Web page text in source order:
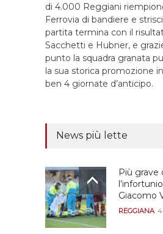
di 4.000 Reggiani
Ferrovia di bandiere e
partita termina con il
Sacchetti e Hubner, e
punto la squadra granata
la sua storica promozione
ben 4 giornate d’anticipo.
News più lette
Più grave
Giacomo
REGGIANA 4